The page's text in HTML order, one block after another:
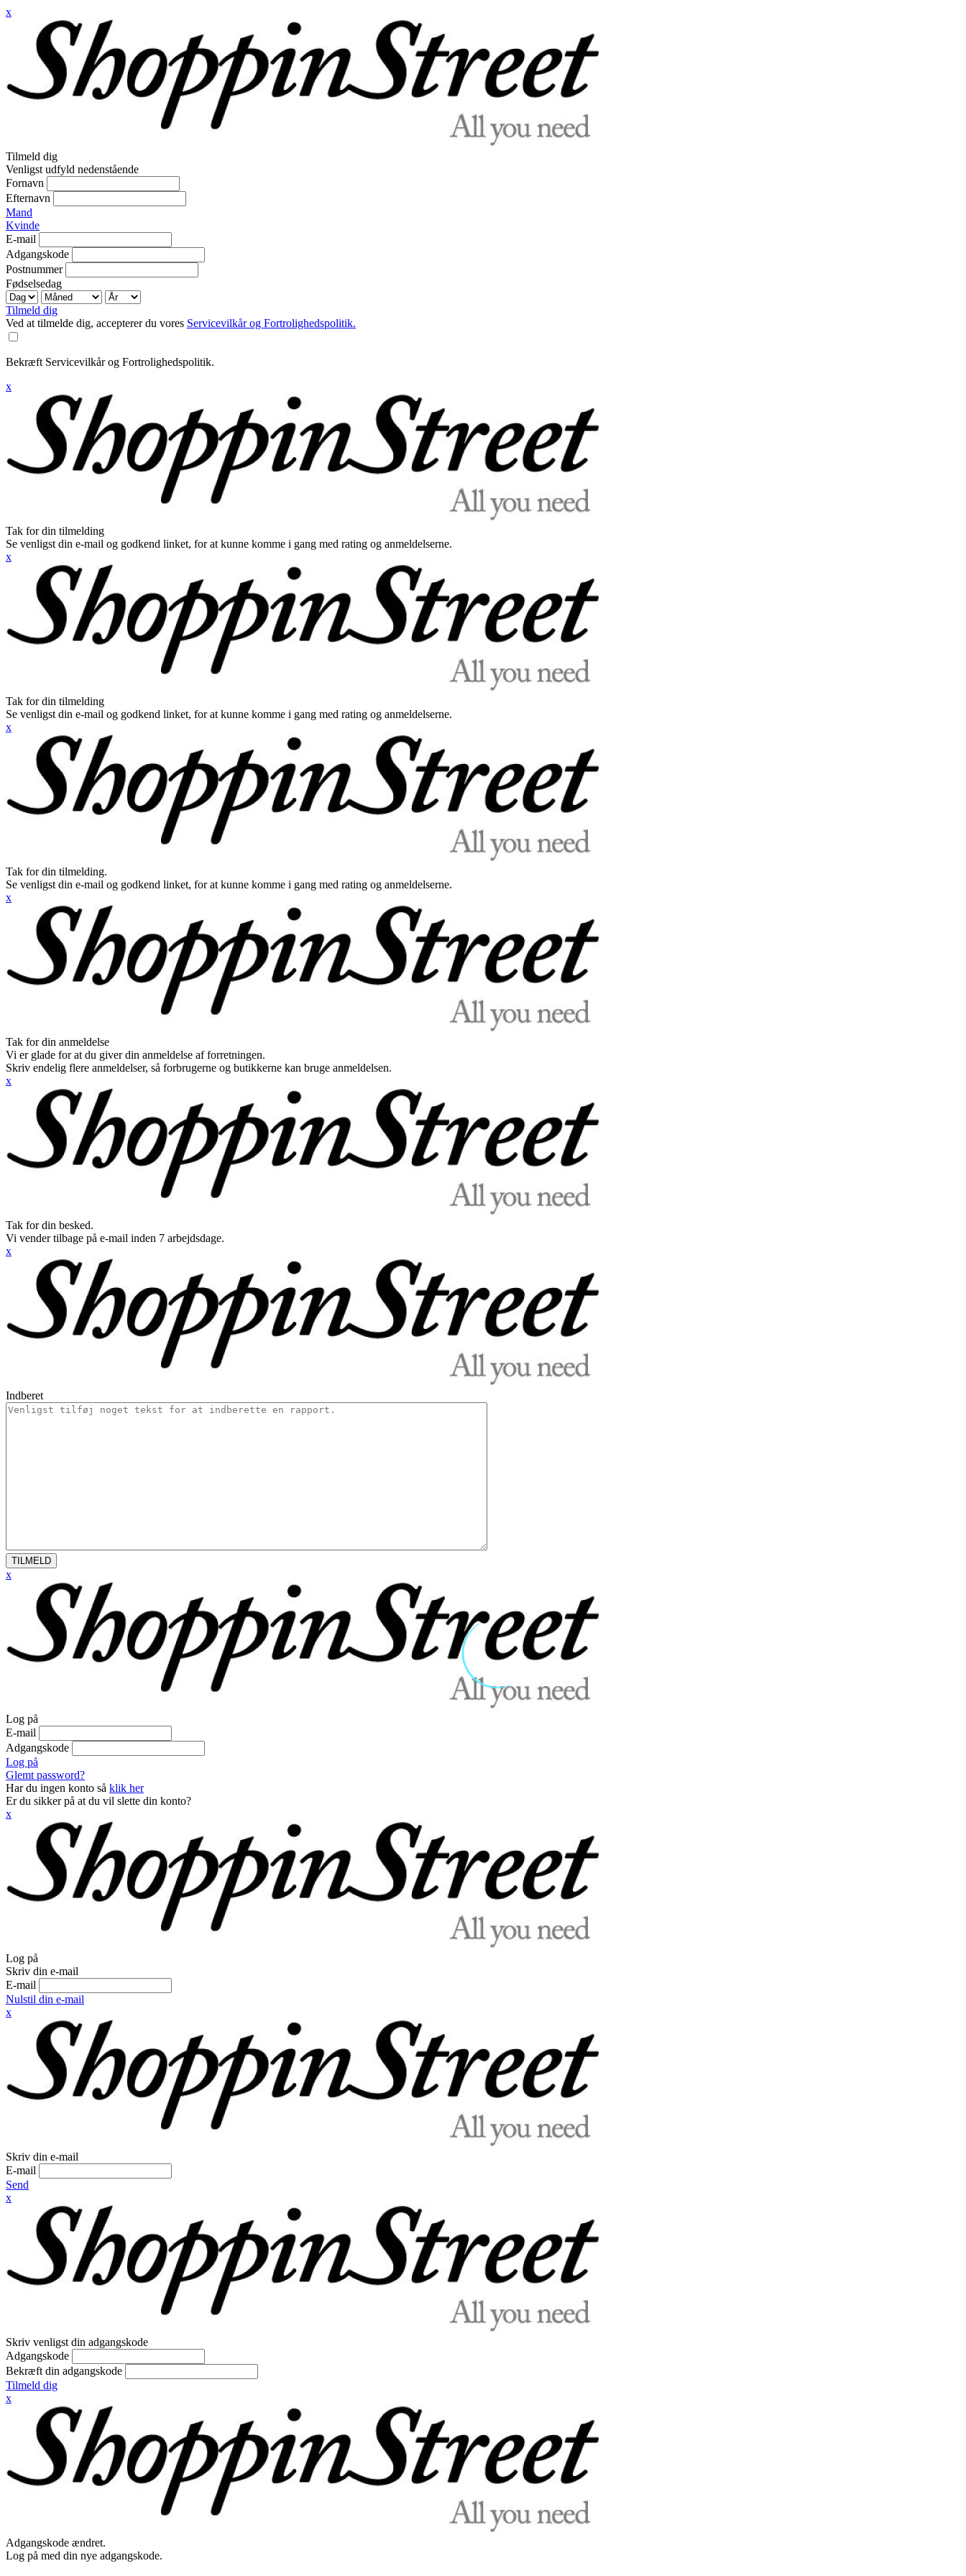
x
Tilmeld dig
Venligst udfyld nedenstående
Fornavn
Efternavn
Mand
Kvinde
E-mail
Adgangskode
Postnummer
Fødselsedag
Tilmeld dig
Ved at tilmelde dig, accepterer du vores Servicevilkår og Fortrolighedspolitik.
Bekræft Servicevilkår og Fortrolighedspolitik.
x
Tak for din tilmelding
Se venligst din e-mail og godkend linket, for at kunne komme i gang med rating og anmeldelserne.
x
Tak for din tilmelding
Se venligst din e-mail og godkend linket, for at kunne komme i gang med rating og anmeldelserne.
x
Tak for din tilmelding.
Se venligst din e-mail og godkend linket, for at kunne komme i gang med rating og anmeldelserne.
x
Tak for din anmeldelse
Vi er glade for at du giver din anmeldelse af forretningen.
Skriv endelig flere anmeldelser, så forbrugerne og butikkerne kan bruge anmeldelsen.
x
Tak for din besked.
Vi vender tilbage på e-mail inden 7 arbejdsdage.
x
Indberet
TILMELD
x
Log på
E-mail
Adgangskode
Log på
Glemt password?
Har du ingen konto så klik her
Er du sikker på at du vil slette din konto?
x
Log på
Skriv din e-mail
E-mail
Nulstil din e-mail
x
Skriv din e-mail
E-mail
Send
x
Skriv venligst din adgangskode
Adgangskode
Bekræft din adgangskode
Tilmeld dig
x
Adgangskode ændret.
Log på med din nye adgangskode.